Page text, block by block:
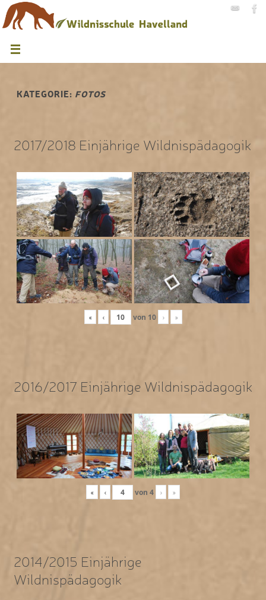
KATEGORIE: FOTOS
2017/2018 Einjährige Wildnispädagogik
« ‹ von 10 › »
2016/2017 Einjährige Wildnispädagogik
« ‹ von 4 › »
2014/2015 Einjährige
Wildnispädagogik